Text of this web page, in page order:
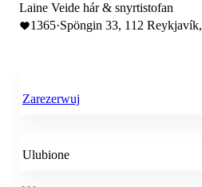
Laine Veide hár & snyrtistofan
1365·Spöngin 33, 112 Reykjavík,
Zarezerwuj
Ulubione